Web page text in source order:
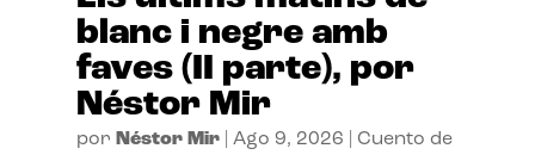
blanc i negre amb
faves (II parte), por
Néstor Mir
por Néstor Mir| Ago 9, 2026
Cuento de